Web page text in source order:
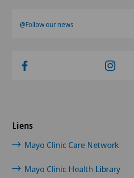
@Follow our news
Liens
Mayo Clinic Care Network
Mayo Clinic Health Library